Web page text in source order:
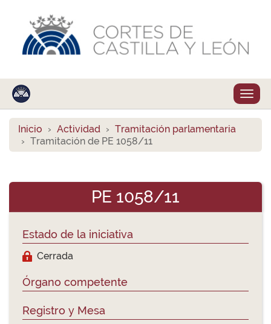
Inicio Actividad
Tramitación parlamentaria
Tramitación de PE 1058/11
PE 1058/11
Estado de la iniciativa
Cerrada
Órgano competente
Registro y Mesa